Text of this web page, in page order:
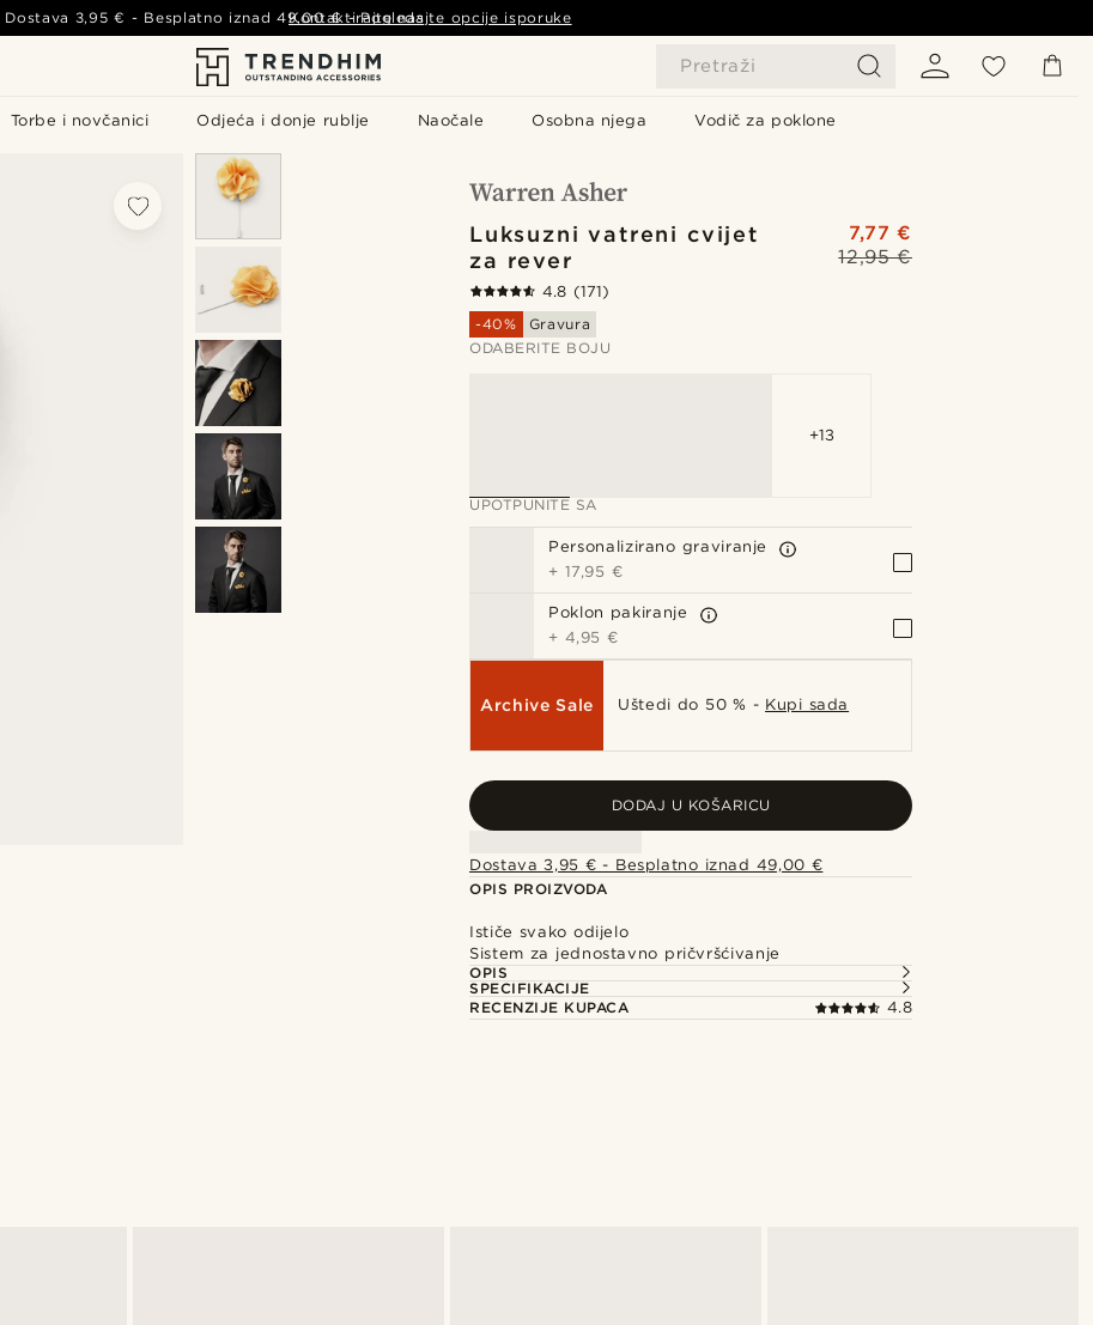
Pretraži
Torbe i novčanici Odjeća i donje rublje Naočale Osobna njega Vodič za poklone
Dostava 3,95 € - Besplatno iznad49,00 € - Pogledajte opcije isporuke
Kontaktirajte nas
Luksuzni vatreni cvijet
za rever
12,95 €
7,77 €
4.8 (171)
-40%
Gravura
ODABERITE BOJU
+13
UPOTPUNITE SA
Personalizirano graviranje
+ 17,95 €
Poklon pakiranje
+ 4,95 €
Archive Sale Uštedi do 50 % - Kupi sada
DODAJ U KOŠARICU
Dostava 3,95 € - Besplatno iznad 49,00 €
OPIS PROIZVODA
Ističe svako odijelo
Sistem za jednostavno pričvršćivanje
OPIS
SPECIFIKACIJE
RECENZIJE KUPACA
4.8